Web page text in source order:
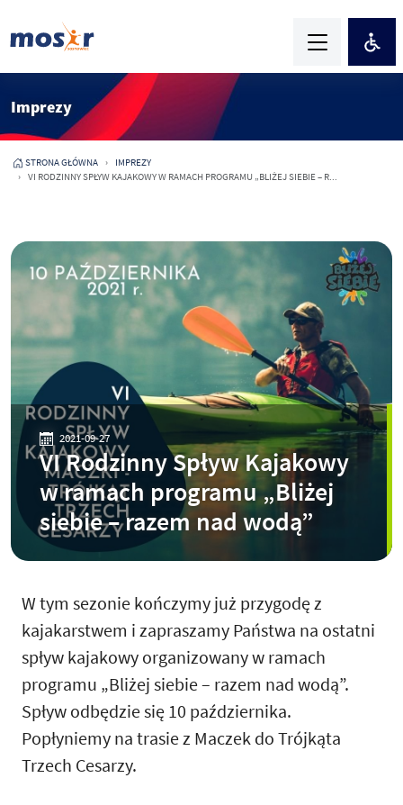
Imprezy
STRONA GŁÓWNA
IMPREZY
VI RODZINNY SPŁYW KAJAKOWY W RAMACH PROGRAMU „BLIŻEJ SIEBIE – R...
2021-09-27
VI Rodzinny Spływ Kajakowy
w ramach programu „Bliżej
siebie – razem nad wodą”
W tym sezonie kończymy już przygodę z
kajakarstwem i zapraszamy Państwa na ostatni
spływ kajakowy organizowany w ramach
programu „Bliżej siebie – razem nad wodą”.
Spływ odbędzie się 10 października.
Popłyniemy na trasie z Maczek do Trójkąta
Trzech Cesarzy.